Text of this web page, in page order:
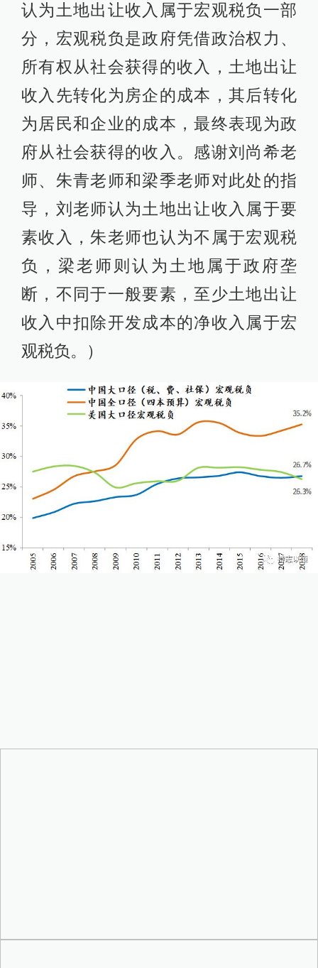
认为土地出让收入属于宏观税负一部
分，宏观税负是政府凭借政治权力、
所有权从社会获得的收入，土地出让
收入先转化为房企的成本，其后转化
为居民和企业的成本，最终表现为政
府从社会获得的收入。感谢刘尚希老
师、朱青老师和梁季老师对此处的指
导，刘老师认为土地出让收入属于要
素收入，朱老师也认为不属于宏观税
负，梁老师则认为土地属于政府垄
断，不同于一般要素，至少土地出让
收入中扣除开发成本的净收入属于宏
观税负。）